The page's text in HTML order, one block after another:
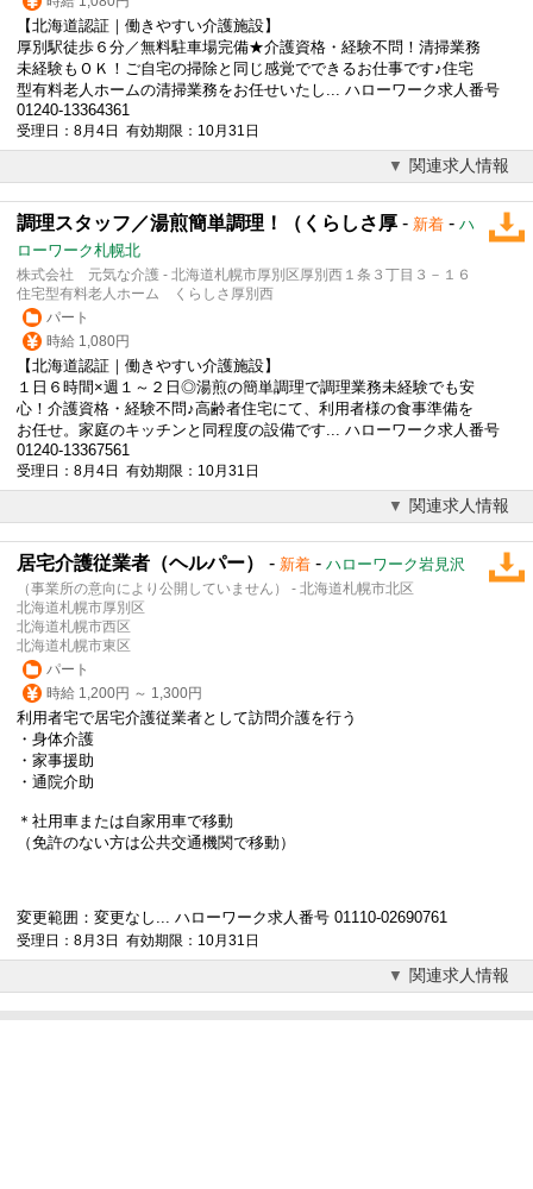
【北海道認証｜働きやすい介護施設】
厚別駅徒歩６分／無料駐車場完備★介護資格・経験不問！清掃業務
未経験もＯＫ！ご自宅の掃除と同じ感覚でできるお仕事です♪住宅
型有料老人ホームの清掃業務をお任せいたし... ハローワーク求人番号
01240-13364361
受理日：8月4日 有効期限：10月31日
関連求人情報
調理スタッフ／湯煎簡単調理！（くらしさ厚 - 新着 - ハ
ローワーク札幌北
株式会社 元気な介護 - 北海道札幌市厚別区厚別西１条３丁目３－１６
住宅型有料老人ホーム くらしさ厚別西
パート
時給 1,080円
【北海道認証｜働きやすい介護施設】
１日６時間×週１～２日◎湯煎の簡単調理で調理業務未経験でも安
心！介護資格・経験不問♪高齢者住宅にて、利用者様の食事準備を
お任せ。家庭のキッチンと同程度の設備です... ハローワーク求人番号
01240-13367561
受理日：8月4日 有効期限：10月31日
関連求人情報
居宅介護従業者（ヘルパー） - 新着 - ハローワーク岩見沢
（事業所の意向により公開していません） - 北海道札幌市北区
北海道札幌市厚別区
北海道札幌市西区
北海道札幌市東区
パート
時給 1,200円 ～ 1,300円
利用者宅で居宅介護従業者として訪問介護を行う
・身体介護
・家事援助
・通院介助
＊社用車または自家用車で移動
（免許のない方は公共交通機関で移動）
変更範囲：変更なし... ハローワーク求人番号 01110-02690761
受理日：8月3日 有効期限：10月31日
関連求人情報